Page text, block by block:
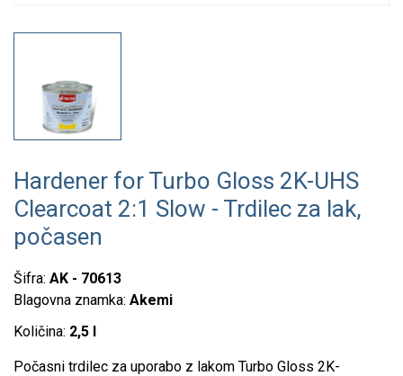
Hardener for Turbo Gloss 2K-UHS
Clearcoat 2:1 Slow - Trdilec za lak,
počasen
Šifra: AK - 70613
Blagovna znamka: Akemi
Količina: 2,5 l
Počasni trdilec za uporabo z lakom Turbo Gloss 2K-